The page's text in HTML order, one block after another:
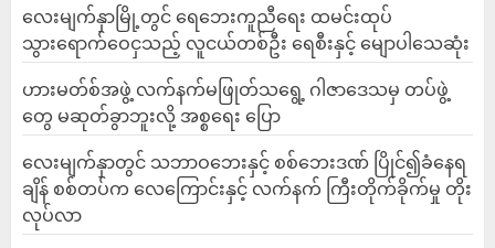
လေးမျက်နှာမြို့တွင် ရေဘေးကူညီရေး ထမင်းထုပ်
သွားရောက်ဝေငှသည့် လူငယ်တစ်ဦး ရေစီးနှင့် မျောပါသေဆုံး
ဟားမတ်စ်အဖွဲ့ လက်နက်မဖြုတ်သရွေ့ ဂါဇာဒေသမှ တပ်ဖွဲ့
တွေ မဆုတ်ခွာဘူးလို့ အစ္စရေး ပြော
‎လေးမျက်နှာတွင် သဘာဝဘေးနှင့် စစ်ဘေးဒဏ် ပြိုင်၍ခံနေရ
ချိန် စစ်တပ်က လေကြောင်းနှင့် လက်နက် ကြီးတိုက်ခိုက်မှု တိုး
လုပ်လာ